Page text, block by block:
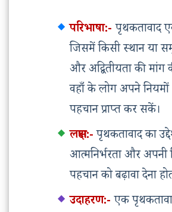
परिभाषा:-पृथकतावाद
जिसमें किसी स्थान या
और अद्वितीयता की
वहाँ के लोग अपने
पहचान प्राप्त कर सकें।
लक्षण:-पृथकतावाद का
आत्मनिर्भरता और अपनी
पहचान को बढ़ावा देना
उदाहरण:-एक